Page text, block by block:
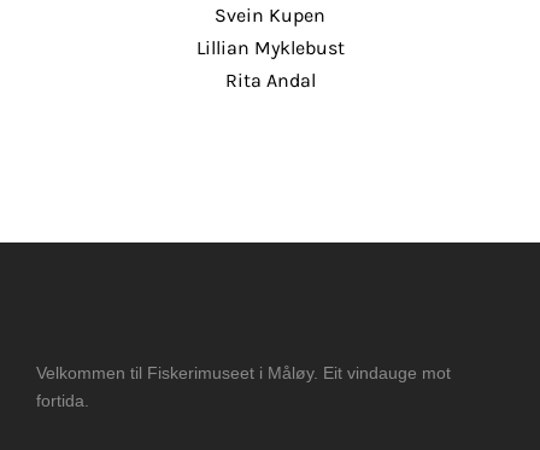
Svein Kupen
Lillian Myklebust
Rita Andal
Velkommen til Fiskerimuseet i Måløy. Eit vindauge mot
fortida.